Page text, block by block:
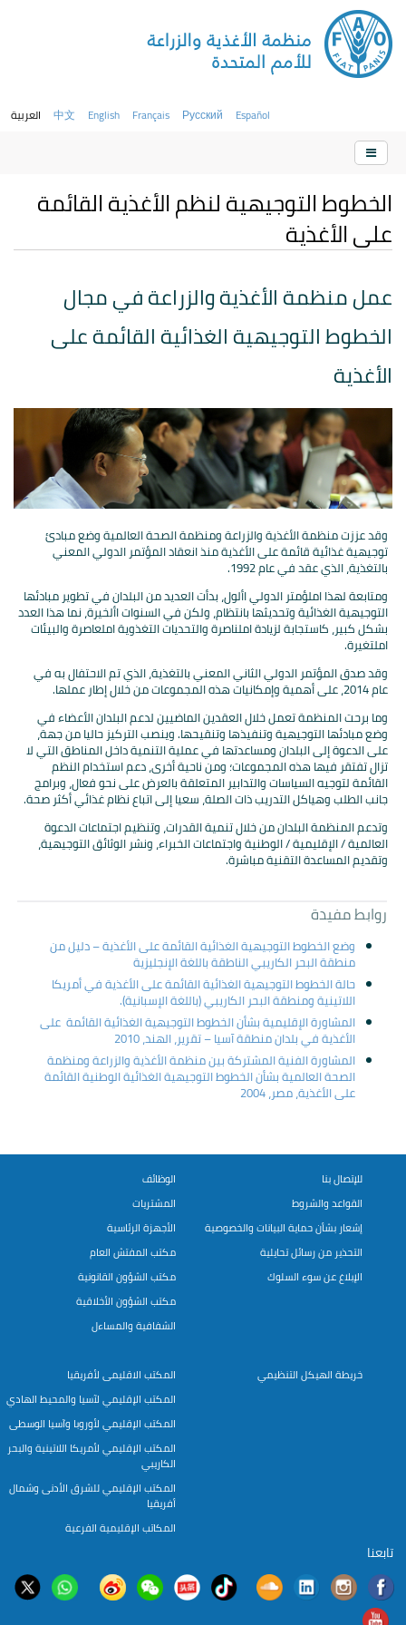
العربية 中文 English Français Русский Español
الخطوط التوجيهية لنظم الأغذية القائمة
على الأغذية
عمل منظمة الأغذية والزراعة في مجال
الخطوط التوجيهية الغذائية القائمة على
الأغذية
وقد عززت منظمة الأغذية والزراعة ومنظمة الصحة العالمية وضع مبادئ
توجيهية غذائية قائمة على الأغذية منذ انعقاد المؤتمر الدولي المعني
بالتغذية، الذي عقد في عام 1992.
ومتابعة لهذا املؤمتر الدولي األول، بدأت العديد من البلدان في تطوير مبادئها
التوجيهية الغذائية وتحديثها بانتظام، ولكن في السنوات األخيرة، نما هذا العدد
بشكل كبير، كاستجابة لزيادة املناصرة والتحديات التغذوية املعاصرة والبيئات
املتغيرة.
وقد صدق المؤتمر الدولي الثاني المعني بالتغذية، الذي تم الاحتفال به في
عام 2014، على أهمية وإمكانيات هذه المجموعات من خلال إطار عملها.
وما برحت المنظمة تعمل خلال العقدين الماضيين لدعم البلدان الأعضاء في
وضع مبادئها التوجيهية وتنفيذها وتنقيحها. وينصب التركيز حاليا من جهة،
على الدعوة إلى البلدان ومساعدتها في عملية التنمية داخل المناطق التي لا
تزال تفتقر فيها هذه المجموعات؛ ومن ناحية أخرى، دعم استخدام النظم
القائمة لتوجيه السياسات والتدابير المتعلقة بالعرض على نحو فعال، وبرامج
جانب الطلب وهياكل التدريب ذات الصلة، سعيا إلى اتباع نظام غذائي أكثر صحة.
وتدعم المنظمة البلدان من خلال تنمية القدرات، وتنظيم اجتماعات الدعوة
العالمية / الإقليمية / الوطنية واجتماعات الخبراء، ونشر الوثائق التوجيهية،
وتقديم المساعدة التقنية مباشرة.
روابط مفيدة
وضع الخطوط التوجيهية الغذائية القائمة على الأغذية – دليل من
منطقة البحر الكاريبي الناطقة باللغة الإنجليزية
حالة الخطوط التوجيهية الغذائية القائمة على الأغذية في أمريكا
اللاتينية ومنطقة البحر الكاريبي (باللغة الإسبانية).
المشاورة الإقليمية بشأن الخطوط التوجيهية الغذائية القائمة على
الأغذية في بلدان منطقة آسيا – تقرير، الهند، 2010
المشاورة الفنية المشتركة بين منظمة الأغذية والزراعة ومنظمة
الصحة العالمية بشأن الخطوط التوجيهية الغذائية الوطنية القائمة
على الأغذية، مصر، 2004
الوظائف
المشتريات
الأجهزة الرئاسية
مكتب المفتش العام
مكتب الشؤون القانونية
مكتب الشؤون الأخلاقية
الشفافية والمساءل
للإتصال بنا
القواعد والشروط
إشعار بشأن حماية البيانات والخصوصية
التحذير من رسائل تحايلية
الإبلاغ عن سوء السلوك
المكتب الاقليمى لأفريقيا
المكتب الإقليمي لآسيا والمحيط الهادي
المكتب الإقليمي لأوروبا وآسيا الوسطى
المكتب الإقليمي لأمريكا اللاتينية والبحر
الكاريبي
المكتب الإقليمي للشرق الأدنى وشمال
أفريقيا
المكاتب الإقليمية الفرعية
خريطة الهيكل التنظيمي
تابعنا